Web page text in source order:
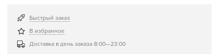
Быстрый заказ
В избранное
Доставка в день заказа 8:00—23:00